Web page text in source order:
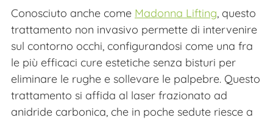
Conosciuto anche come Madonna Lifting, questo
trattamento non invasivo permette di intervenire
sul contorno occhi, configurandosi come una fra
le più efficaci cure estetiche senza bisturi per
eliminare le rughe e sollevare le palpebre. Questo
trattamento si affida al laser frazionato ad
anidride carbonica, che in poche sedute riesce a